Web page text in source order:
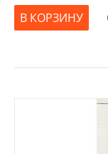
В КОРЗИНУ